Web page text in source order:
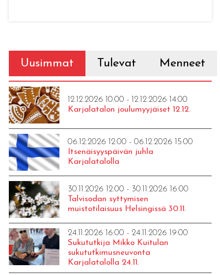
Uusimmat Tulevat Menneet
12.12.2026 10:00 - 12.12.2026 14:00
Karjalatalon joulumyyjäiset 12.12.
06.12.2026 12:00 - 06.12.2026 15:00
Itsenäisyyspäivän juhla
Karjalatalolla
30.11.2026 12:00 - 30.11.2026 16:00
Talvisodan syttymisen
muistotilaisuus Helsingissä 30.11.
24.11.2026 16:00 - 24.11.2026 19:00
Sukututkija Mikko Kuitulan
sukututkimusneuvonta
Karjalatalolla 24.11.